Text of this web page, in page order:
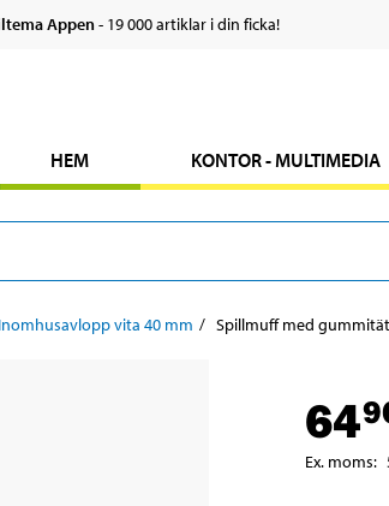
Appen- 19 000 artiklar i din ficka!
HEM KONTOR - MULTIMEDIA
Inomhusavlopp vita 40 mm Spillmuff med
64
Ex. moms: